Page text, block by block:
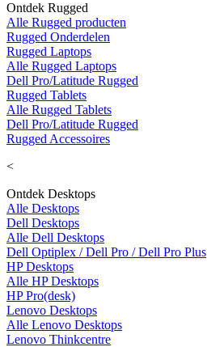
Ontdek Rugged
Alle Rugged producten
Rugged Onderdelen
Rugged Laptops
Alle Rugged Laptops
Dell Pro/Latitude Rugged
Rugged Tablets
Alle Rugged Tablets
Dell Pro/Latitude Rugged
Rugged Accessoires
<
Ontdek Desktops
Alle Desktops
Dell Desktops
Alle Dell Desktops
Dell Optiplex / Dell Pro / Dell Pro Plus
HP Desktops
Alle HP Desktops
HP Pro(desk)
Lenovo Desktops
Alle Lenovo Desktops
Lenovo Thinkcentre